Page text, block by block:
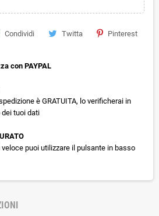
Condividi Twitta Pinterest
con PAYPAL
è GRATUITA, lo verificherai in
tuoi dati
veloce puoi utilizzare il pulsante in basso